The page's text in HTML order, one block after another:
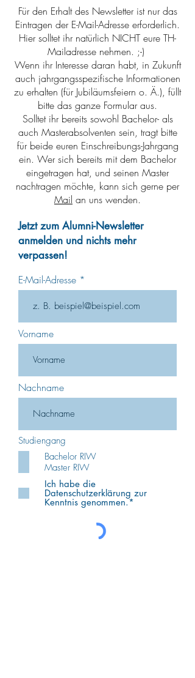
Für den Erhalt des Newsletter ist nur das
Eintragen der E-Mail-Adresse erforderlich.
Hier solltet ihr natürlich NICHT eure TH-
Mailadresse nehmen. ;-)
Wenn ihr Interesse daran habt, in Zukunft
auch jahrgangsspezifische Informationen
zu erhalten (für Jubiläumsfeiern o. Ä.), füllt
bitte das ganze Formular aus.
Solltet ihr bereits sowohl Bachelor- als
auch Masterabsolventen sein, tragt bitte
für beide euren Einschreibungs-Jahrgang
ein. Wer sich bereits mit dem Bachelor
eingetragen hat, und seinen Master
nachtragen möchte, kann sich gerne per
Mail an uns wenden.
Jetzt zum Alumni-Newsletter
anmelden und nichts mehr
verpassen!
E-Mail-Adresse
Vorname
Nachname
Studiengang
Bachelor RIW
Master RIW
Ich habe die
Datenschutzerklärung zur
Kenntnis genommen.*